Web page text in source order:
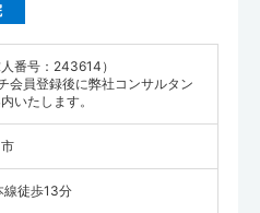
番号：243614）
会員登録後に弊社コンサルタン
いたします。
線徒歩13分